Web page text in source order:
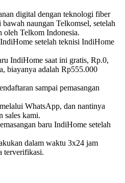
digital dengan teknologi fiber
naungan Telkomsel, setelah
oleh Telkom Indonesia.
setelah teknisi IndiHome
IndiHome saat ini gratis, Rp.0,
biayanya adalah Rp555.000
sampai pemasangan
WhatsApp, dan nantinya
sales kami.
baru IndiHome setelah
dalam waktu 3x24 jam
terverifikasi.